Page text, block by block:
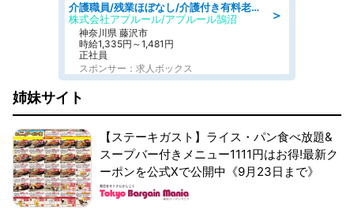
＞
介護職員/残業ほぼなし/介護付き有料老人ホームの介護士/夜勤専従
株式会社アプルール/アプルール鵠沼
神奈川県 藤沢市
時給1,335円～1,481円
正社員
スポンサー：求人ボックス
姉妹サイト
【ステーキガスト】ライス・パン食べ放題&
スープバー付きメニュー1111円はお得!最新ク
ーポンを公式Xで公開中《9月23日まで》